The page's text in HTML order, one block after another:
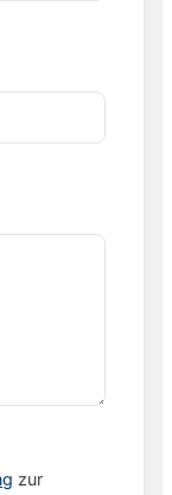
zur